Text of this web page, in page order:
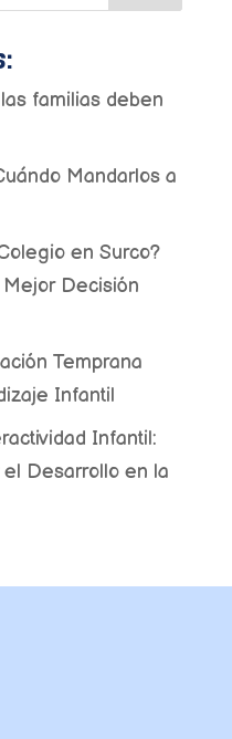
familias deben
Mandarlos a
en Surco?
Decisión
Temprana
Infantil
Infantil:
el Desarrollo en la